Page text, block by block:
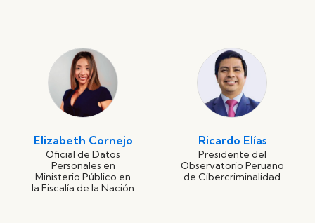
Elizabeth Cornejo
Oficial de Datos
Personales en
Ministerio Público en
la Fiscalía de la Nación
Ricardo Elías
Presidente del
Observatorio Peruano
de Cibercriminalidad